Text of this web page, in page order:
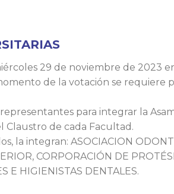
29 de noviembre de 2023
de la votación se requiere
para integrar la
Claustro de cada Facultad.
la integran: ASOCIACION
CORPORACIÓN DE
E HIGIENISTAS DENTALES.